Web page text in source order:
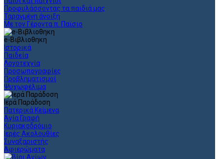
Προφυλάσσοντας τα παιδιά μας
Ταραγμένη άνοιξη
Με τον Γέροντα π. Παϊσιο
e-Βιβλιοθηκη
Ιστορικά
Παιδεία
Λογοτεχνία
Προσωπογραφίες
Προβληματισμοί
Ψυχωφέλιμα
Ιερά Παράδοση
Πατερικά Κείμενα
Αγία Γραφή
Κυριακοδρόμιο
Ιερές Ακολουθίες
Συναξαριστής
Αφιερώματα